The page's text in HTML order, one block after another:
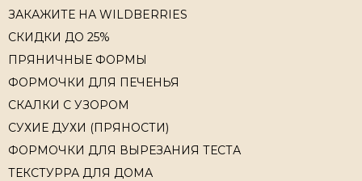
ЗАКАЖИТЕ НА WILDBERRIES
СКИДКИ ДО 25%
ПРЯНИЧНЫЕ ФОРМЫ
ФОРМОЧКИ ДЛЯ ПЕЧЕНЬЯ
СКАЛКИ С УЗОРОМ
СУХИЕ ДУХИ (ПРЯНОСТИ)
ФОРМОЧКИ ДЛЯ ВЫРЕЗАНИЯ ТЕСТА
ТЕКСТУРРА ДЛЯ ДОМА